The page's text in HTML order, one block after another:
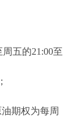
五的21:00至
期权为每周